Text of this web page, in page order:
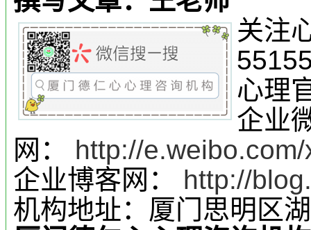
关注
心理
企业
网：
http://
企业博客网： http://
机构地址：厦门思明区